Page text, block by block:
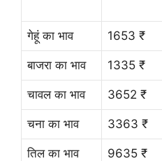
गेहूं का भाव 1653 ₹
बाजरा का भाव 1335 ₹
चावल का भाव 3652 ₹
चना का भाव 3363 ₹
तिल का भाव 9635 ₹